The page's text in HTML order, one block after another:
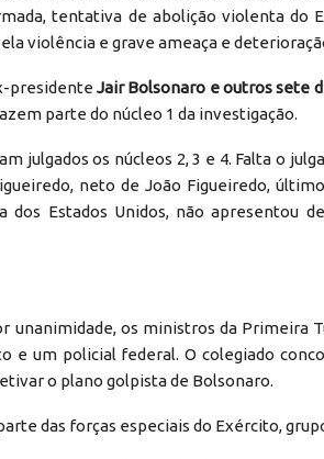
tentativa de abolição violenta do
violência e grave ameaça e
presidente Jair Bolsonaro e outros sete
parte do núcleo 1 da investigação.
julgados os núcleos 2, 3 e 4. Falta o
neto de João Figueiredo,
dos Estados Unidos, não apresentou
unanimidade, os ministros da Primeira
e um policial federal. O colegiado
o plano golpista de Bolsonaro.
das forças especiais do Exército,